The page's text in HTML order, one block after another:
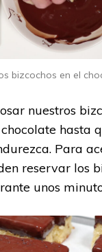
bizcochos en el
nuestros
hasta
Para
reservar los
unos